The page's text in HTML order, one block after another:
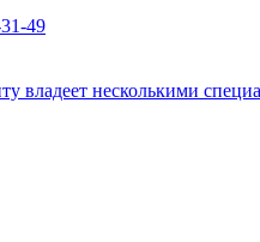
49
владеет несколькими